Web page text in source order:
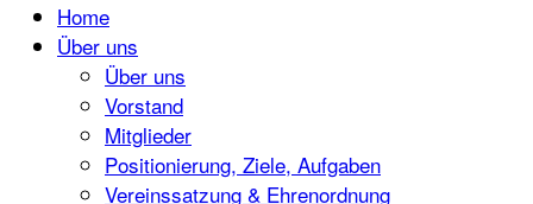
Home
Über uns
Über uns
Vorstand
Mitglieder
Positionierung, Ziele, Aufgaben
Vereinssatzung & Ehrenordnung